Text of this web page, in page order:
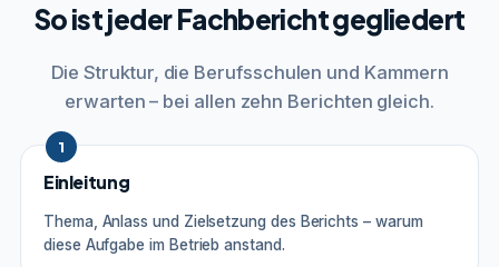
So ist jeder Fachbericht gegliedert
Die Struktur, die Berufsschulen und Kammern
erwarten – bei allen zehn Berichten gleich.
1
Einleitung
Thema, Anlass und Zielsetzung des Berichts – warum
diese Aufgabe im Betrieb anstand.